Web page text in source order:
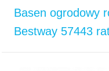
Basen ogrodowy
Bestway 57443